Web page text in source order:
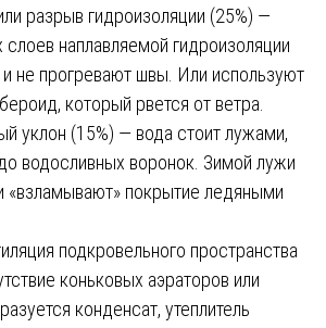
разрыв гидроизоляции (25%) —
наплавляемой гидроизоляции
и не прогревают швы. Или используют
который рвется от ветра.
уклон (15%) — вода стоит лужами,
водосливных воронок. Зимой лужи
«взламывают» покрытие ледяными
подкровельного пространства
коньковых аэраторов или
конденсат, утеплитель